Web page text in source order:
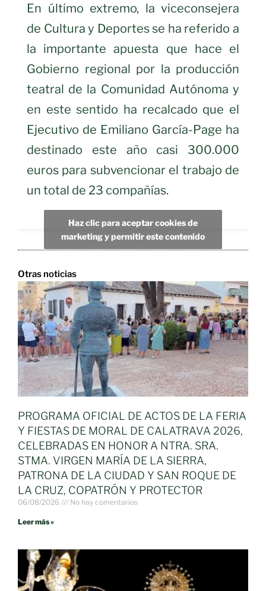
En último extremo, la viceconsejera
de Cultura y Deportes se ha referido a
la importante apuesta que hace el
Gobierno regional por la producción
teatral de la Comunidad Autónoma y
en este sentido ha recalcado que el
Ejecutivo de Emiliano García-Page ha
destinado este año casi 300.000
euros para subvencionar el trabajo de
un total de 23 compañías.
Haz clic para aceptar cookies de
marketing y permitir este contenido
Otras noticias
PROGRAMA OFICIAL DE ACTOS DE LA FERIA
Y FIESTAS DE MORAL DE CALATRAVA 2026,
CELEBRADAS EN HONOR A NTRA. SRA.
STMA. VIRGEN MARÍA DE LA SIERRA,
PATRONA DE LA CIUDAD Y SAN ROQUE DE
LA CRUZ, COPATRÓN Y PROTECTOR
06/08/2026 No hay comentarios
Leer más »